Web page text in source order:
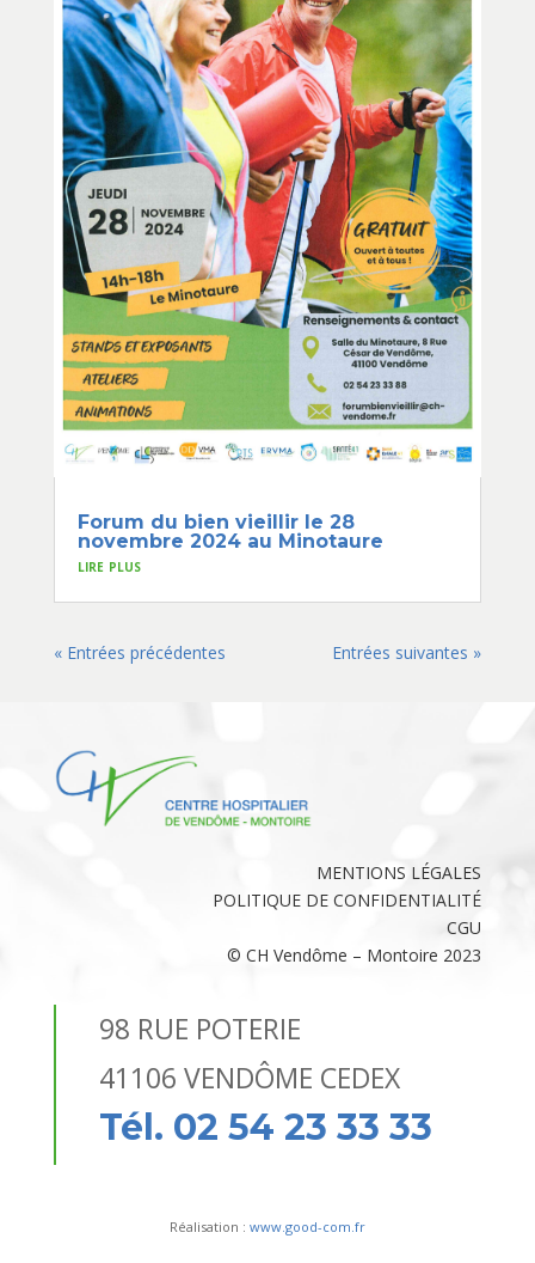
Forum du bien vieillir le 28
novembre 2024 au Minotaure
lire plus
« Entrées précédentes Entrées suivantes »
MENTIONS LÉGALES
POLITIQUE DE CONFIDENTIALITÉ
CGU
© CH Vendôme – Montoire 2023
98 RUE POTERIE
41106 VENDÔME CEDEX
Tél. 02 54 23 33 33
Réalisation : www.good-com.fr